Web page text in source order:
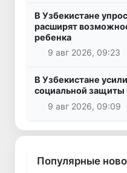
В Узбекистане
расширят
ребенка
9 авг 2026, 09:23
В Узбекистане
социальной защиты
9 авг 2026, 09:09
Популярные